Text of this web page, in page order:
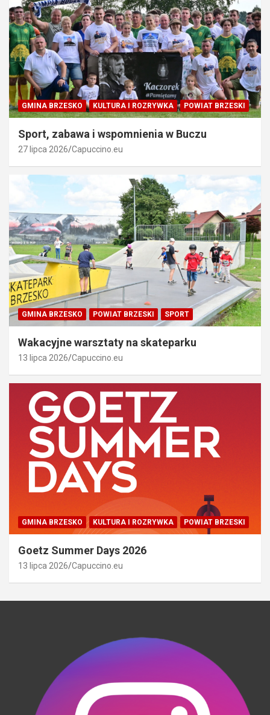
GMINA BRZESKO KULTURA I ROZRYWKA POWIAT BRZESKI
Sport, zabawa i wspomnienia w Buczu
27 lipca 2026 Capuccino.eu
GMINA BRZESKO POWIAT BRZESKI SPORT
Wakacyjne warsztaty na skateparku
13 lipca 2026 Capuccino.eu
GMINA BRZESKO KULTURA I ROZRYWKA POWIAT BRZESKI
Goetz Summer Days 2026
13 lipca 2026 Capuccino.eu